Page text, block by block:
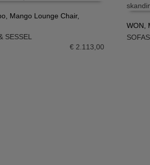
Mango Lounge Chair,
SESSEL
€2.113,00
IN
WON,